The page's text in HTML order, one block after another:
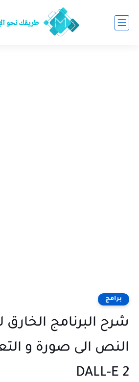
برامج
شرح البرنامج الخارق
النص الى صورة و
DALL-E 2